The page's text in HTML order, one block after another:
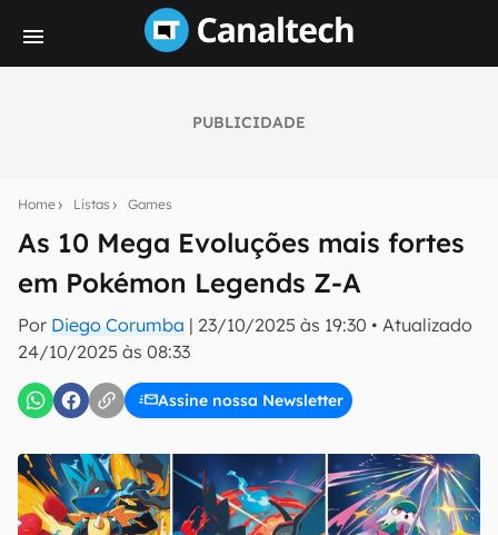
PUBLICIDADE
Home Listas Games
As 10 Mega Evoluções mais fortes
em Pokémon Legends Z-A
Por Diego Corumba | 23/10/2025 às 19:30 • Atualizado
24/10/2025 às 08:33
Assine nossa Newsletter
notícias e reviews sobre tecnologia em primeira
mão.
E-mail
Uso e Política de Privacidade do Canaltech.